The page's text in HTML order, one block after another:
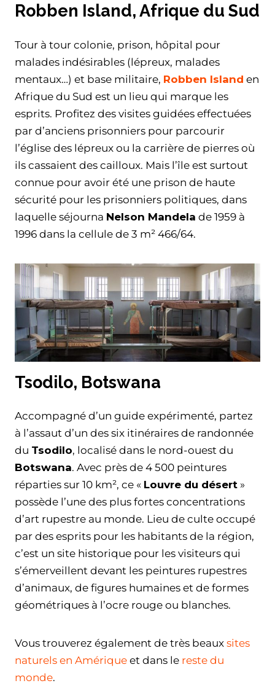
Robben Island, Afrique du Sud
Tour à tour colonie, prison, hôpital pour
malades indésirables (lépreux, malades
mentaux…) et base militaire, Robben Island en
Afrique du Sud est un lieu qui marque les
esprits. Profitez des visites guidées effectuées
par d’anciens prisonniers pour parcourir
l’église des lépreux ou la carrière de pierres où
ils cassaient des cailloux. Mais l’île est surtout
connue pour avoir été une prison de haute
sécurité pour les prisonniers politiques, dans
laquelle séjourna Nelson Mandela de 1959 à
1996 dans la cellule de 3 m² 466/64.
Tsodilo, Botswana
Accompagné d’un guide expérimenté, partez
à l’assaut d’un des six itinéraires de randonnée
du Tsodilo, localisé dans le nord-ouest du
Botswana. Avec près de 4 500 peintures
réparties sur 10 km², ce « Louvre du désert »
possède l’une des plus fortes concentrations
d’art rupestre au monde. Lieu de culte occupé
par des esprits pour les habitants de la région,
c’est un site historique pour les visiteurs qui
s’émerveillent devant les peintures rupestres
d’animaux, de figures humaines et de formes
géométriques à l’ocre rouge ou blanches.
Vous trouverez également de très beaux sites
naturels en Amérique et dans le reste du
monde.